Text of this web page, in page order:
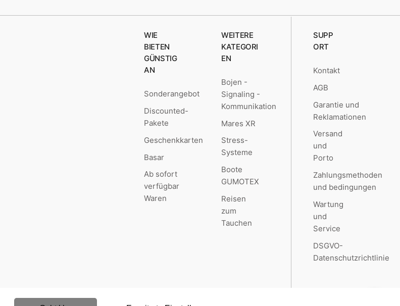
WIE
BIETEN
GÜNSTIG
AN
Sonderangebot
Discounted-
Pakete
Geschenkkarten
Basar
Ab sofort
verfügbar
Waren
WEITERE
KATEGORI
EN
Bojen -
Signaling -
Kommunikation
Mares XR
Stress-
Systeme
Boote
GUMOTEX
Reisen
zum
Tauchen
SUPP
ORT
Kontakt
AGB
Garantie und
Reklamationen
Versand
und
Porto
Zahlungsmethoden
und bedingungen
Wartung
und
Service
DSGVO-
Datenschutzrichtlinie